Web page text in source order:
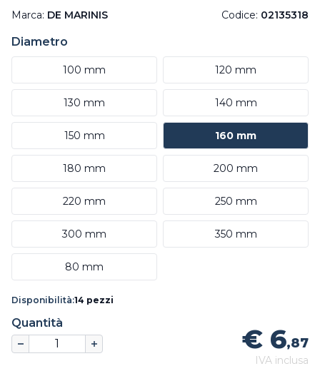
Marca: DE MARINIS Codice: 02135318
Diametro
100 mm 120 mm
130 mm 140 mm
150 mm 160 mm
180 mm 200 mm
220 mm 250 mm
300 mm 350 mm
80 mm
Disponibilità:14 pezzi
Quantità
€ 6,87
IVA inclusa